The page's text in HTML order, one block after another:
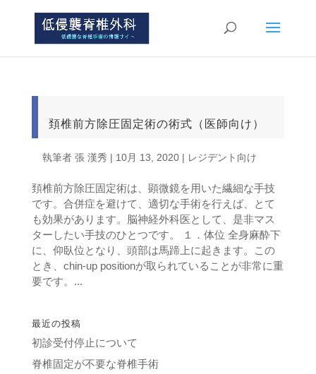
頚椎前方除圧固定術の術式（医師向け）
執筆者 張 漢秀 | 10月 13, 2020| レジデント向け
頚椎前方除圧固定術は、顕微鏡を用いた繊細な手技
です。合併症を避けて、適切な手術を行えば、とて
も効果があります。脳神経外科医として、是非マス
ターしたい手技のひとつです。 １．体位 全身麻酔下
に、仰臥位となり、頭部は馬蹄上に起きます。この
とき、chin-up positionが取られていることが非常に重
要です。...
最近の投稿
初診受付停止について
脊椎固定が不要な脊椎手術